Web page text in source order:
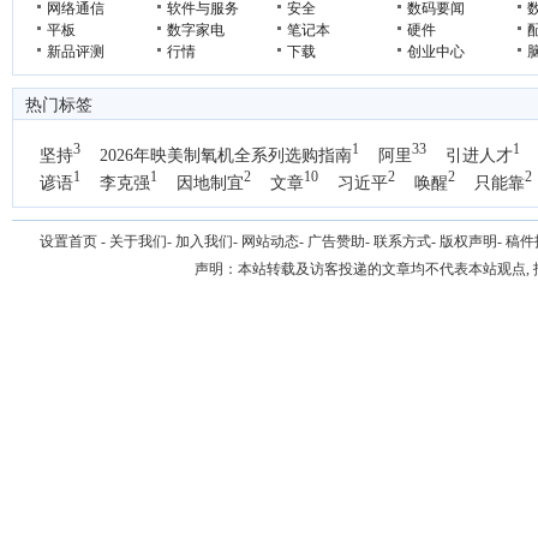
网络通信 软件与服务 安全 数码要闻
平板
数字家电 笔记本 硬件
新品评测
行情 下载 创业中心
热门标签
坚持3 2026年映美制氧机全系列选购指南1 阿里33 引进人才1
谚语1 李克强1 因地制宜2 文章10 习近平2 唤醒2 只能靠2
国办1
设置首页 - 关于我们- 加入我们- 网站动态- 广告赞助- 联系方式- 版权声明- 稿件
声明：本站转载及访客投递的文章均不代表本站观点